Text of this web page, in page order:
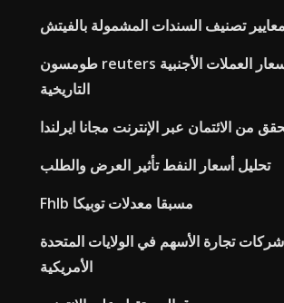
معايير تصنيف السندات المشمولة بالفيتش
طومسون reuters أسعار العملات الأجنبية
التاريخية
من الائتمان عبر الإنترنت مجانا ايرلندا
تحليل أسعار النفط تأثير العرض والطلب
Fhlb مسبقا معدلات توبيكا
شركات تجارة الأسهم في الولايات المتحدة
الأمريكية